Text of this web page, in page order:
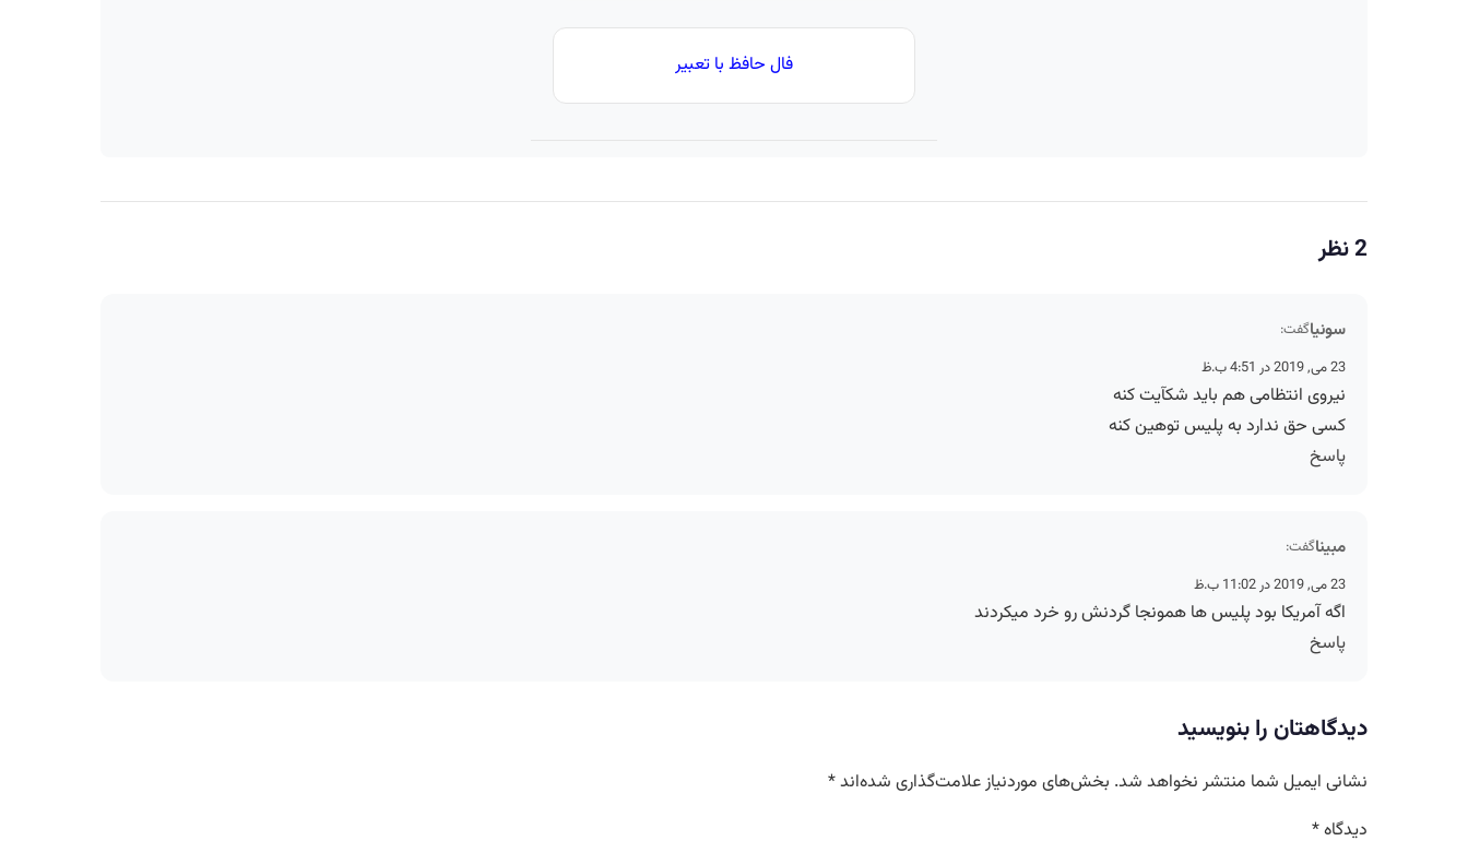
فال حافظ با تعبیر
2 نظر
سونیاگفت:
23 می, 2019 در 4:51 ب.ظ
نیروی انتظامی هم باید شکآیت کنه
کسی حق ندارد به پلیس توهین کنه
پاسخ
مبیناگفت:
23 می, 2019 در 11:02 ب.ظ
اگه آمریکا بود پلیس ها همونجا گردنش رو خرد میکردند
پاسخ
دیدگاهتان را بنویسید
نشانی ایمیل شما منتشر نخواهد شد. بخش‌های موردنیاز علامت‌گذاری شده‌اند*
دیدگاه*